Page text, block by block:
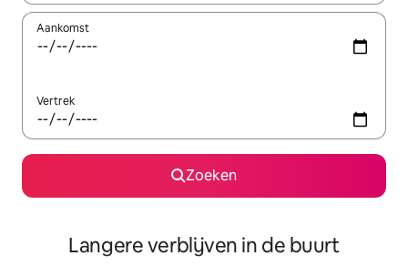
Aankomst
Vertrek
Zoeken
Langere verblijven in de buurt